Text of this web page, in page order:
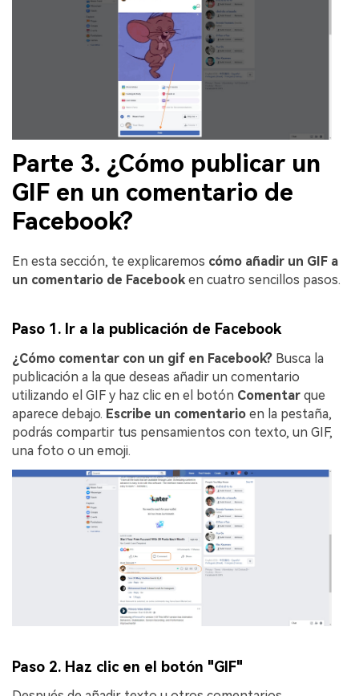
Parte 3. ¿Cómo publicar un
GIF en un comentario de
Facebook?
󠀰En esta sección, te explicaremos cómo añadir un GIF a
un comentario de Facebook en cuatro sencillos pasos.
Paso 1. Ir a la publicación de Facebook
󠀰¿Cómo comentar con un gif en Facebook?󠀲󠀡󠀥󠀦󠀡󠀩󠀨󠀩󠀥󠀳󠀰 Busca la
publicación a la que deseas añadir un comentario
utilizando el GIF y haz clic en el botón Comentar que
aparece debajo. Escribe un comentario en la pestaña,
podrás compartir tus pensamientos con texto, un GIF,
una foto o un emoji.
Paso 2. Haz clic en el botón "GIF"